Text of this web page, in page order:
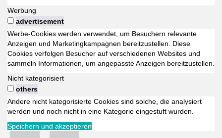
Werbung
advertisement
Werbe-Cookies werden verwendet, um Besuchern relevante
Anzeigen und Marketingkampagnen bereitzustellen. Diese
Cookies verfolgen Besucher auf verschiedenen Websites und
sammeln Informationen, um angepasste Anzeigen bereitzustellen.
Nicht kategorisiert
others
Andere nicht kategorisierte Cookies sind solche, die analysiert
werden und noch nicht in eine Kategorie eingestuft wurden.
Speichern und akzeptieren